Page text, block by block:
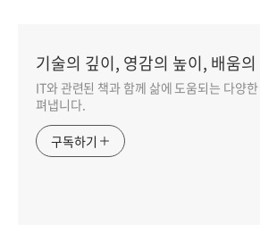
기술의 깊이, 영감의 높이, 배움의
IT와 관련된 책과 함께 삶에 도움되는 다양
펴냅니다.
구독하기